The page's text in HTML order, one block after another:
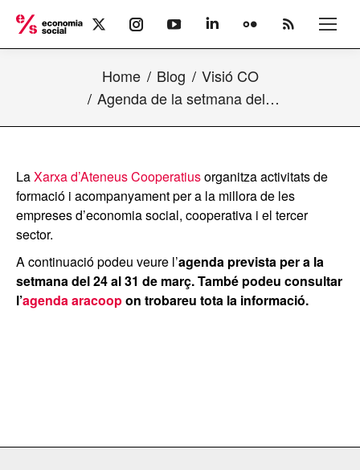
X
page
in
new
window
Instagram
page
in
new
window
YouTube
page
in
new
window
Linkedin
page
in
new
window
Flickr
page
in
new
window
Rss
page
Home Blog
Visió CO
Agenda de la setmana del…
LaXarxa d’Ateneus Cooperatiusorganitza activitats de
formació i acompanyament per a la millora de les
empreses d’economia social, cooperativa i el tercer
sector.
A continuació podeu veure l’agenda prevista per a la
setmana del 24 al 31 de març. També podeu consultar
l’agenda aracoopon trobareu tota la informació.